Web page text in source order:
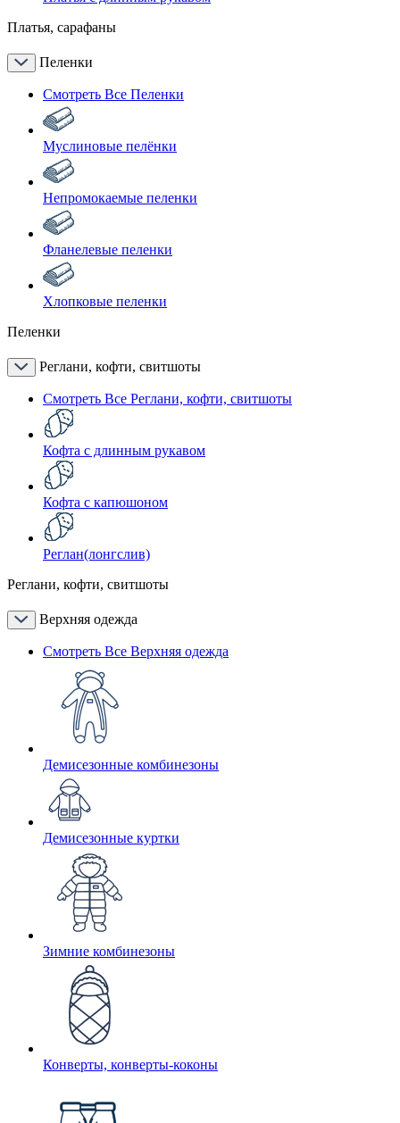
Платья, сарафаны
Пеленки
Смотреть Все Пеленки
Муслиновые пелёнки
Непромокаемые пеленки
Фланелевые пеленки
Хлопковые пеленки
Пеленки
Реглани, кофти, свитшоты
Смотреть Все Реглани, кофти, свитшоты
Кофта с длинным рукавом
Кофта с капюшоном
Реглан(лонгслив)
Реглани, кофти, свитшоты
Верхняя одежда
Смотреть Все Верхняя одежда
Демисезонные комбинезоны
Демисезонные куртки
Зимние комбинезоны
Конверты, конверты-коконы